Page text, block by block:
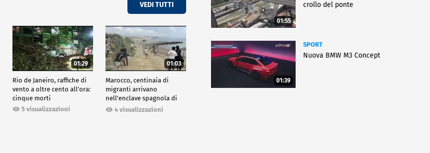
VEDI TUTTI
01:29
Rio de Janeiro, raffiche di
vento a oltre cento all'ora:
cinque morti
5 visualizzazioni
01:03
Marocco, centinaia di
migranti arrivano
nell'enclave spagnola di
Ceuta4 visualizzazioni
01:55
crollo del ponte
01:39
SPORT
Nuova BMW M3 Concept